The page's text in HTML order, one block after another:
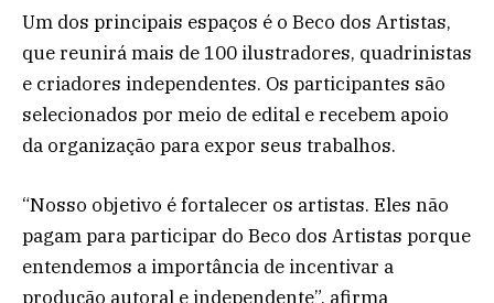
Um dos principais espaços é o Beco dos Artistas,
que reunirá mais de 100 ilustradores, quadrinistas
e criadores independentes. Os participantes são
selecionados por meio de edital e recebem apoio
da organização para expor seus trabalhos.
“Nosso objetivo é fortalecer os artistas. Eles não
pagam para participar do Beco dos Artistas porque
entendemos a importância de incentivar a
produção autoral e independente”, afirma